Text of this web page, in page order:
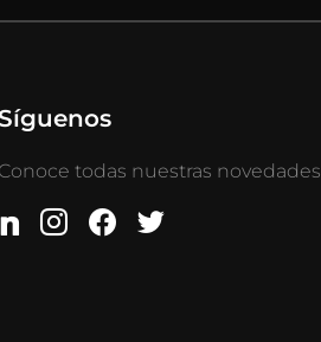
Conoce todas nuestras novedades